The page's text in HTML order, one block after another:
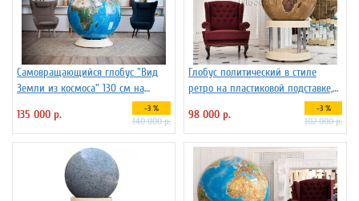
Самовращающийся глобус "Вид
Земли из космоса" 130 см на
135 000 р. -3 %
140 000 р.
Глобус политический в стиле
ретро на пластиковой подставке,
98 000 р. -3 %
102 000 р.